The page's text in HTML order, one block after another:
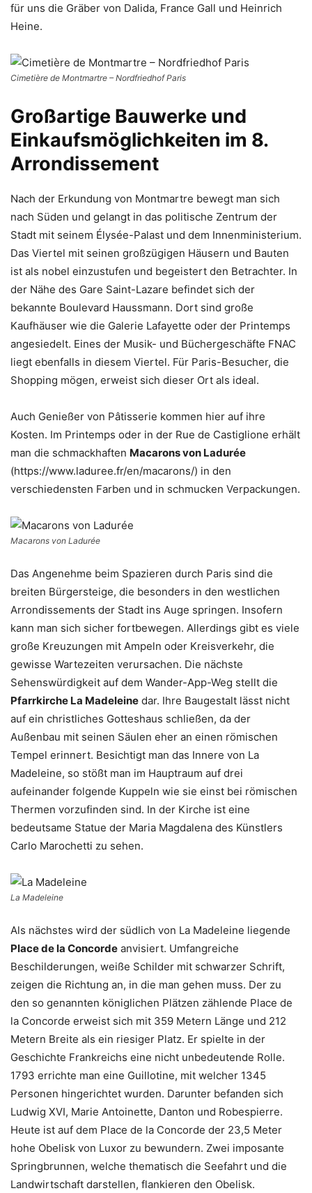
für uns die Gräber von Dalida, France Gall und Heinrich
Heine.
Cimetière de Montmartre – Nordfriedhof Paris
Großartige Bauwerke und
Einkaufsmöglichkeiten im 8.
Arrondissement
Nach der Erkundung von Montmartre bewegt man sich
nach Süden und gelangt in das politische Zentrum der
Stadt mit seinem Élysée-Palast und dem Innenministerium.
Das Viertel mit seinen großzügigen Häusern und Bauten
ist als nobel einzustufen und begeistert den Betrachter. In
der Nähe des Gare Saint-Lazare befindet sich der
bekannte Boulevard Haussmann. Dort sind große
Kaufhäuser wie die Galerie Lafayette oder der Printemps
angesiedelt. Eines der Musik- und Büchergeschäfte FNAC
liegt ebenfalls in diesem Viertel. Für Paris-Besucher, die
Shopping mögen, erweist sich dieser Ort als ideal.
Auch Genießer von Pâtisserie kommen hier auf ihre
Kosten. Im Printemps oder in der Rue de Castiglione erhält
man die schmackhaften Macarons von Ladurée
(https://www.laduree.fr/en/macarons/) in den
verschiedensten Farben und in schmucken Verpackungen.
Macarons von Ladurée
Das Angenehme beim Spazieren durch Paris sind die
breiten Bürgersteige, die besonders in den westlichen
Arrondissements der Stadt ins Auge springen. Insofern
kann man sich sicher fortbewegen. Allerdings gibt es viele
große Kreuzungen mit Ampeln oder Kreisverkehr, die
gewisse Wartezeiten verursachen. Die nächste
Sehenswürdigkeit auf dem Wander-App-Weg stellt die
Pfarrkirche La Madeleine dar. Ihre Baugestalt lässt nicht
auf ein christliches Gotteshaus schließen, da der
Außenbau mit seinen Säulen eher an einen römischen
Tempel erinnert. Besichtigt man das Innere von La
Madeleine, so stößt man im Hauptraum auf drei
aufeinander folgende Kuppeln wie sie einst bei römischen
Thermen vorzufinden sind. In der Kirche ist eine
bedeutsame Statue der Maria Magdalena des Künstlers
Carlo Marochetti zu sehen.
La Madeleine
Als nächstes wird der südlich von La Madeleine liegende
Place de la Concorde anvisiert. Umfangreiche
Beschilderungen, weiße Schilder mit schwarzer Schrift,
zeigen die Richtung an, in die man gehen muss. Der zu
den so genannten königlichen Plätzen zählende Place de
la Concorde erweist sich mit 359 Metern Länge und 212
Metern Breite als ein riesiger Platz. Er spielte in der
Geschichte Frankreichs eine nicht unbedeutende Rolle.
1793 errichte man eine Guillotine, mit welcher 1345
Personen hingerichtet wurden. Darunter befanden sich
Ludwig XVI, Marie Antoinette, Danton und Robespierre.
Heute ist auf dem Place de la Concorde der 23,5 Meter
hohe Obelisk von Luxor zu bewundern. Zwei imposante
Springbrunnen, welche thematisch die Seefahrt und die
Landwirtschaft darstellen, flankieren den Obelisk.